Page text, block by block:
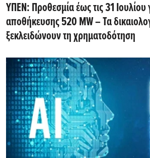
ΥΠΕΝ: Προθεσμία έως τις 31 Ιουλίου
αποθήκευσης 520 MW – Τα
ξεκλειδώνουν τη χρηματοδότηση